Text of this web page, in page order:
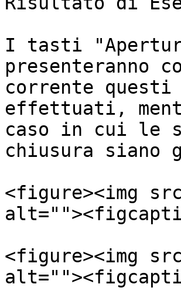
I tasti
presenteranno
corrente questi
effettuati,
caso in cui le
chiusura siano
<figure><img
<figure><img